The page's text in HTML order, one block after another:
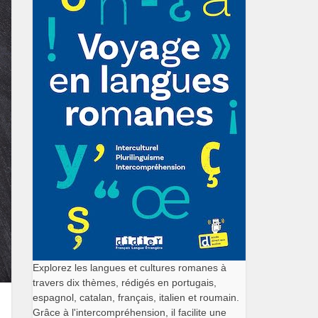
Explorez les langues et cultures romanes à
travers dix thèmes, rédigés en portugais,
espagnol, catalan, français, italien et roumain.
Grâce à l'intercompréhension, il facilite une